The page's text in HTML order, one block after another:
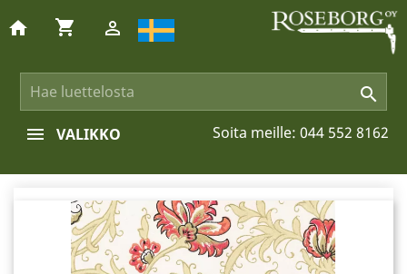

home shopping_cart 
Soita meille: 044 552 8162
VALIKKO